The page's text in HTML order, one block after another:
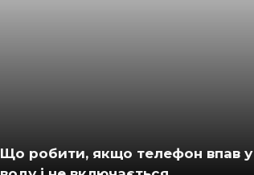
Що робити, якщо телефон впав у